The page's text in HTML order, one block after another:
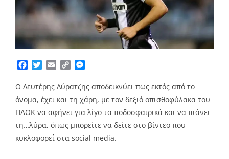
Facebook
TwitterEmailCopy
Ο Λευτέρης Λύρατζης αποδεικνύει πως εκτός από το
όνομα, έχει και τη χάρη, με τον δεξιό οπισθοφύλακα του
ΠΑΟΚ να αφήνει για λίγο τα ποδοσφαιρικά και να πιάνει
τη…λύρα, όπως μπορείτε να δείτε στο βίντεο που
κυκλοφορεί στα social media.